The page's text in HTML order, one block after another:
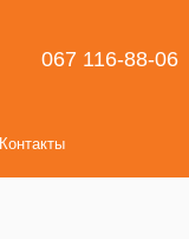
067 116-88-06
Контакты